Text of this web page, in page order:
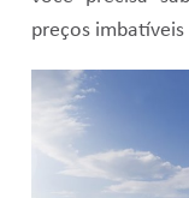
preços